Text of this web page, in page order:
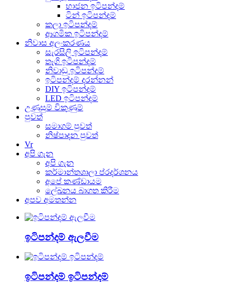
භාජන ඉටිපන්දම්
ටින් ඉටිපන්දම්
කලා ඉටිපන්දම්
ආගමික ඉටිපන්දම්
නිවාස අලංකරණය
සැරසිලි ඉටිපන්දම්
තෑගි ඉටිපන්දම්
නිවාඩු ඉටිපන්දම්
ඉටිපන්දම් දරන්නන්
DIY ඉටිපන්දම්
LED ඉටිපන්දම්
උණුසුම් විකුණුම්
පුවත්
සමාගම් පුවත්
නිෂ්පාදන පුවත්
Vr
අපි ගැන
අපි ගැන
කර්මාන්තශාලා ප්රදර්ශනය
අපේ කණ්ඩායම
ලේඛනය බාගත කිරීම
අපව අමතන්න
ඉටිපන්දම් ඇලවීම
ඉටිපන්දම් ඉටිපන්දම්